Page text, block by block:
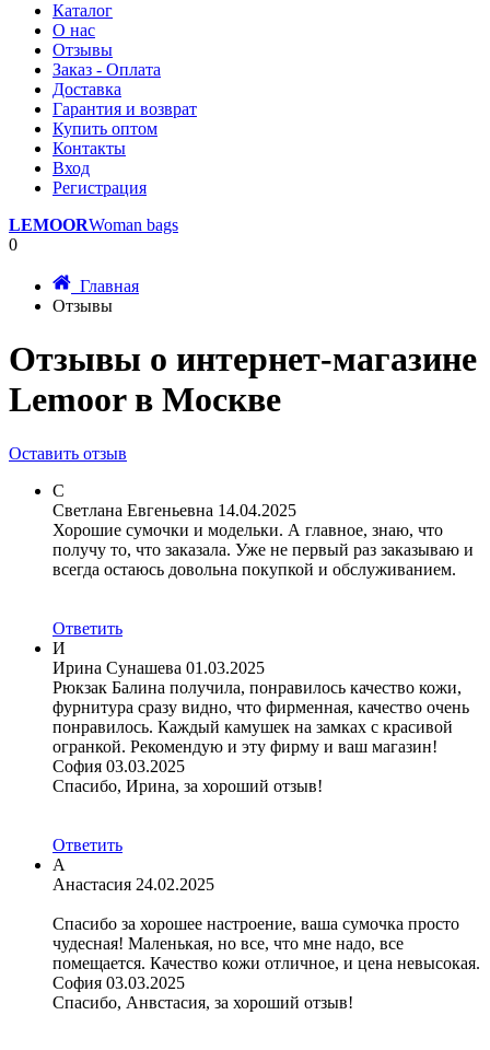
Каталог
О нас
Отзывы
Заказ - Оплата
Доставка
Гарантия и возврат
Купить оптом
Контакты
Вход
Регистрация
LEMOORWoman bags
0
Главная
Отзывы
Отзывы о интернет-магазине
Lemoor в Москве
Оставить отзыв
С
Светлана Евгеньевна 14.04.2025
Хорошие сумочки и модельки. А главное, знаю, что
получу то, что заказала. Уже не первый раз заказываю и
всегда остаюсь довольна покупкой и обслуживанием.
Ответить
И
Ирина Сунашева 01.03.2025
Рюкзак Балина получила, понравилось качество кожи,
фурнитура сразу видно, что фирменная, качество очень
понравилось. Каждый камушек на замках с красивой
огранкой. Рекомендую и эту фирму и ваш магазин!
София 03.03.2025
Спасибо, Ирина, за хороший отзыв!
Ответить
А
Анастасия 24.02.2025
Спасибо за хорошее настроение, ваша сумочка просто
чудесная! Маленькая, но все, что мне надо, все
помещается. Качество кожи отличное, и цена невысокая.
София 03.03.2025
Спасибо, Анвстасия, за хороший отзыв!